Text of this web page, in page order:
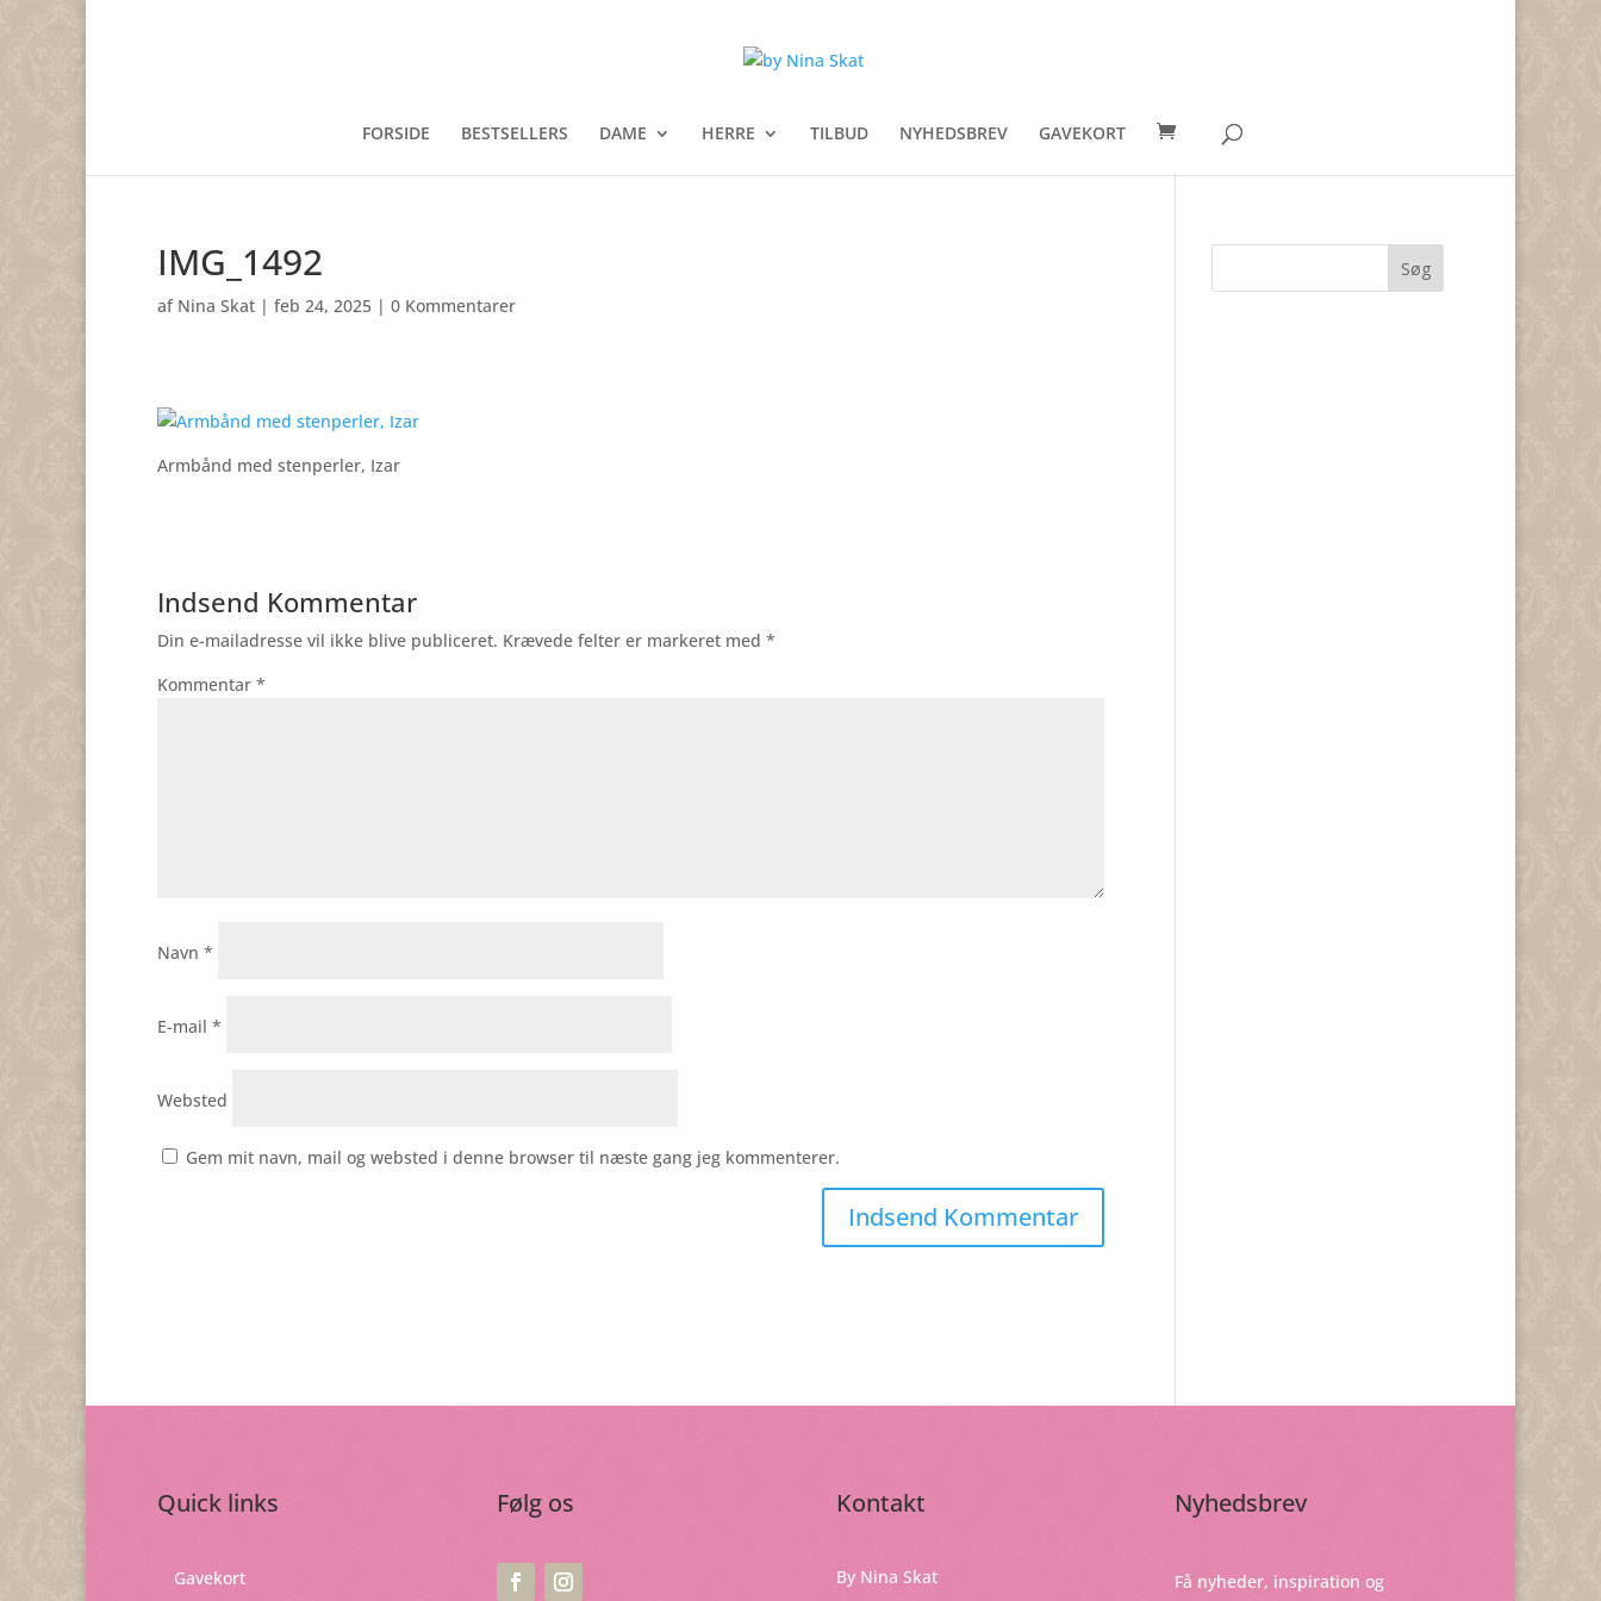
FORSIDE BESTSELLERS DAME HERRE TILBUD NYHEDSBREV GAVEKORT
IMG_1492
af Nina Skat | feb 24, 2025 | 0 Kommentarer
Armbånd med stenperler, Izar
Indsend Kommentar
Din e-mailadresse vil ikke blive publiceret. Krævede felter er markeret med *
Kommentar *
Navn *
E-mail *
Websted
Gem mit navn, mail og websted i denne browser til næste gang jeg kommenterer.
Quick links
Gavekort
Følg os Kontakt
By Nina Skat
Nyhedsbrev
Få nyheder, inspiration og